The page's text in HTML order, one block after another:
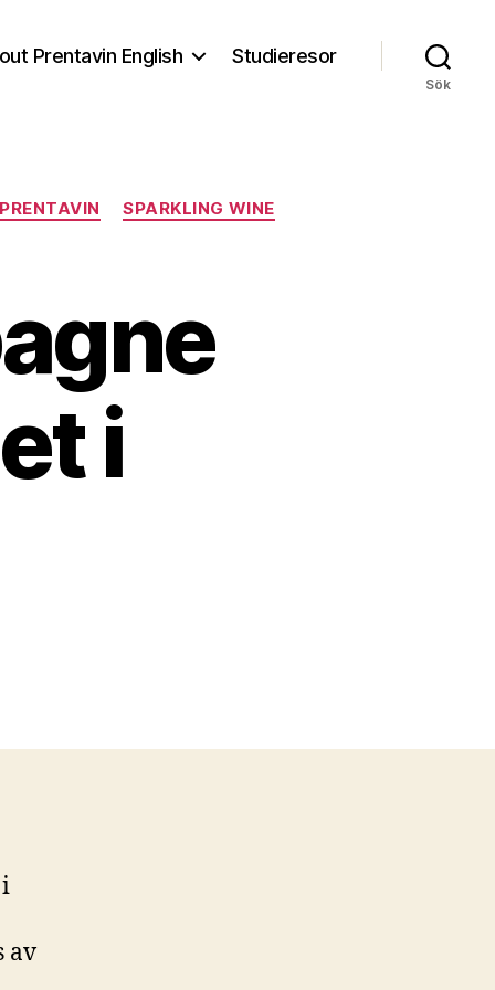
Prentavin English Studieresor
Sök
PRENTAVIN SPARKLING WINE
i
av